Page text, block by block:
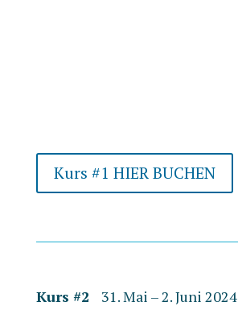
Kurs #1 HIER BUCHEN
Kurs #2 31. Mai – 2. Juni 2024